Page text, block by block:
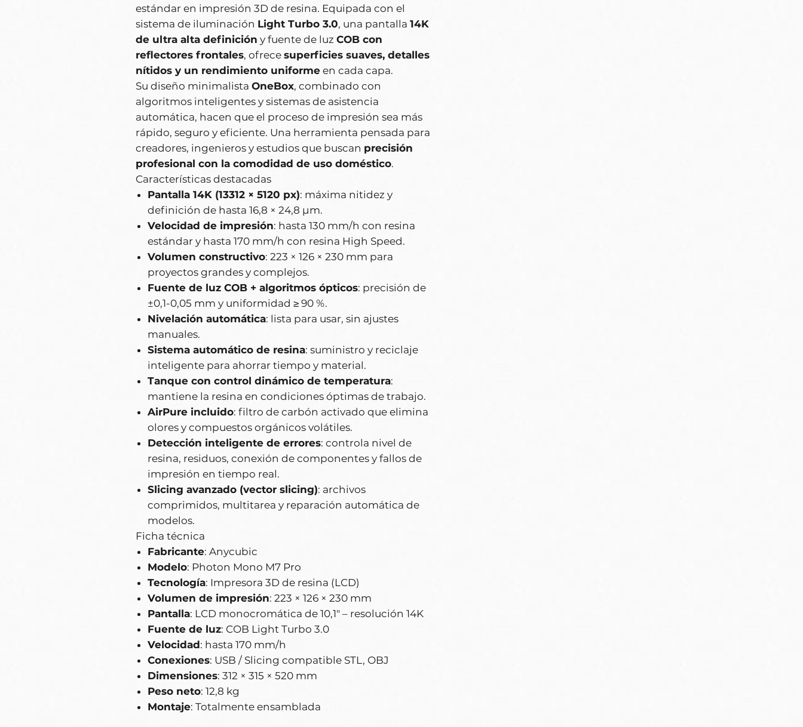
estándar en impresión 3D de resina. Equipada con el
sistema de iluminación Light Turbo 3.0, una pantalla 14K
de ultra alta definición y fuente de luz COB con
reflectores frontales, ofrece superficies suaves, detalles
nítidos y un rendimiento uniforme en cada capa.
Su diseño minimalista OneBox, combinado con
algoritmos inteligentes y sistemas de asistencia
automática, hacen que el proceso de impresión sea más
rápido, seguro y eficiente. Una herramienta pensada para
creadores, ingenieros y estudios que buscan precisión
profesional con la comodidad de uso doméstico.
Características destacadas
Pantalla 14K (13312 × 5120 px): máxima nitidez y
definición de hasta 16,8 × 24,8 µm.
Velocidad de impresión: hasta 130 mm/h con resina
estándar y hasta 170 mm/h con resina High Speed.
Volumen constructivo: 223 × 126 × 230 mm para
proyectos grandes y complejos.
Fuente de luz COB + algoritmos ópticos: precisión de
±0,1-0,05 mm y uniformidad ≥ 90 %.
Nivelación automática: lista para usar, sin ajustes
manuales.
Sistema automático de resina: suministro y reciclaje
inteligente para ahorrar tiempo y material.
Tanque con control dinámico de temperatura:
mantiene la resina en condiciones óptimas de trabajo.
AirPure incluido: filtro de carbón activado que elimina
olores y compuestos orgánicos volátiles.
Detección inteligente de errores: controla nivel de
resina, residuos, conexión de componentes y fallos de
impresión en tiempo real.
Slicing avanzado (vector slicing): archivos
comprimidos, multitarea y reparación automática de
modelos.
Ficha técnica
Fabricante: Anycubic
Modelo: Photon Mono M7 Pro
Tecnología: Impresora 3D de resina (LCD)
Volumen de impresión: 223 × 126 × 230 mm
Pantalla: LCD monocromática de 10,1" – resolución 14K
Fuente de luz: COB Light Turbo 3.0
Velocidad: hasta 170 mm/h
Conexiones: USB / Slicing compatible STL, OBJ
Dimensiones: 312 × 315 × 520 mm
Peso neto: 12,8 kg
Montaje: Totalmente ensamblada